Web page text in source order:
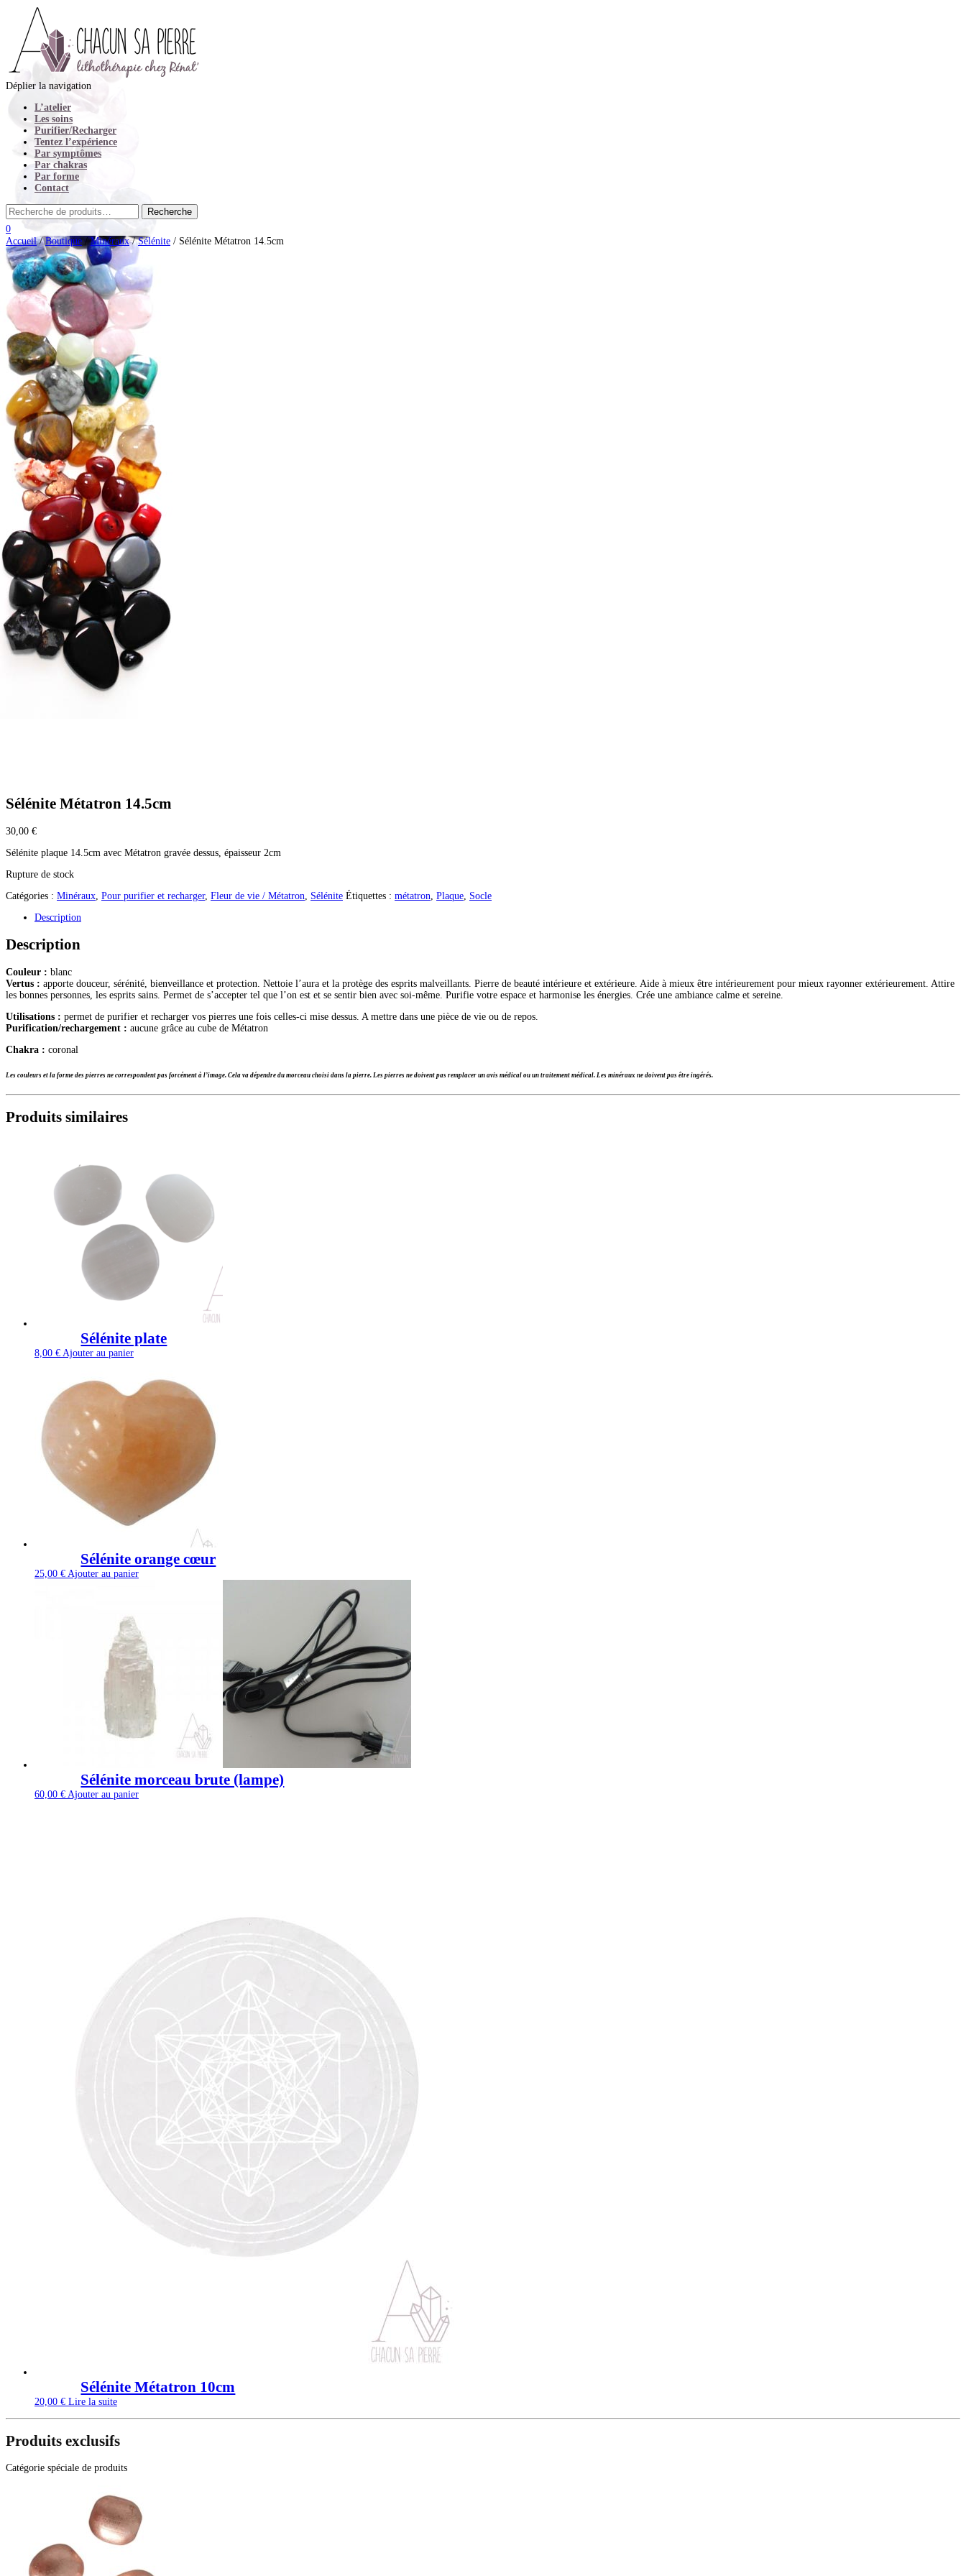
Déplier la navigation
L’atelier
Les soins
Purifier/Recharger
Tentez l’expérience
Par symptômes
Par chakras
Par forme
Contact
0
Accueil/Boutique/Minéraux/Sélénite / Sélénite Métatron 14.5cm
Sélénite Métatron 14.5cm
30,00 €
Sélénite plaque 14.5cm avec Métatron gravée dessus, épaisseur 2cm
Rupture de stock
Catégories : Minéraux Pour purifier et recharger, Fleur de vie / Métatron Sélénite Étiquettes : métatron Plaque Socle
Description
Description
Couleur : blanc
Vertus : apporte douceur, sérénité, bienveillance et protection. Nettoie l’aura et la protège des esprits malveillants. Pierre de beauté intérieure et extérieure. Aide à mieux être intérieurement pour mieux rayonner extérieurement. Attire
les bonnes personnes, les esprits sains. Permet de s’accepter tel que l’on est et se sentir bien avec soi-même. Purifie votre espace et harmonise les énergies. Crée une ambiance calme et sereine.
Utilisations : permet de purifier et recharger vos pierres une fois celles-ci mise dessus. A mettre dans une pièce de vie ou de repos.
Purification/rechargement : aucune grâce au cube de Métatron
Chakra : coronal
Les couleurs et la forme des pierres ne correspondent pas forcément à l’image. Cela va dépendre du morceau choisi dans la pierre. Les pierres ne doivent pas remplacer un avis médical ou un traitement médical. Les minéraux ne doivent pas être ingérés.
Produits similaires
Sélénite plate
8,00 € Ajouter au panier
Sélénite orange cœur
25,00 € Ajouter au panier
Sélénite morceau brute (lampe)
60,00 € Ajouter au panier
Sélénite Métatron 10cm
20,00 € Lire la suite
Produits exclusifs
Catégorie spéciale de produits